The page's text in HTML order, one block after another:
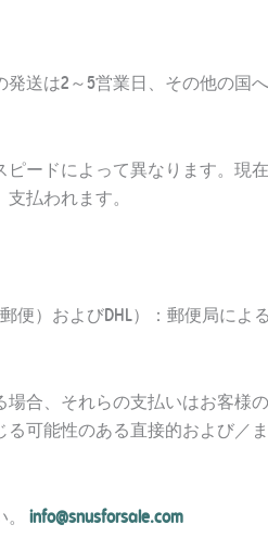
送は2～5営業日、その他の
ードによって異なります。
払われます。
便）およびDHL）：郵便局に
合、それらの支払いはお客様
可能性のある直接的および
info@snusforsale.com